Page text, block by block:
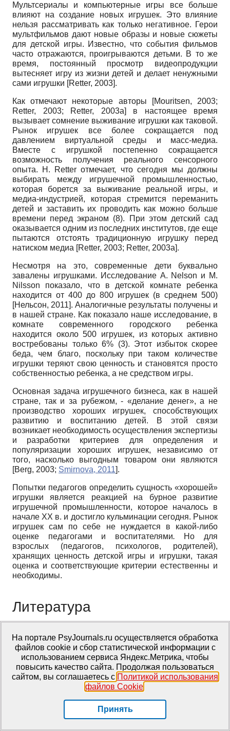
Мультсериалы и компьютерные игры все больше
влияют на создание новых игрушек. Это влияние
нельзя рассматривать как только негативное. Герои
мультфильмов дают новые образы и новые сюжеты
для детской игры. Известно, что события фильмов
часто отражаются, проигрываются детьми. В то же
время, постоянный просмотр видеопродукции
вытесняет игру из жизни детей и делает ненужными
сами игрушки
Retter, 2003 .
Как отмечают некоторые авторы Mouritsen, 2003;
Retter, 2003; Retter, 2003а]
в настоящее время
вызывает сомнение выживание игрушки как таковой.
Рынок игрушек все более сокращается под
давлением виртуальной среды и масс-медиа.
Вместе с игрушкой постепенно сокращается
возможность получения реального сенсорного
опыта.
H . Retter отмечает, что сегодня мы должны
выбирать между игрушечной промышленностью,
которая борется за выживание реальной игры, и
медиа-индустрией, которая стремится переманить
детей и заставить их проводить как можно больше
времени перед экраном (8). При этом детский сад
оказывается одним из последних институтов, где еще
пытаются отстоять традиционную игрушку перед
натиском медиа Retter, 2003; Retter, 2003а .
Несмотря на это, современные дети буквально
завалены игрушками. Исследование A. Nelson и M.
Nilsson
показало, что в детской комнате ребенка
находится от 400 до 800 игрушек (в среднем 500)
Нельсон, 2011 . Аналогичные результаты получены и
в нашей стране. Как показало наше исследование, в
комнате современного городского ребенка
находится около 500 игрушек, из которых активно
востребованы только 6% (3). Этот избыток скорее
беда, чем благо, поскольку при таком количестве
игрушки теряют свою ценность и становятся просто
собственностью ребенка, а не средством игры.
Основная задача игрушечного бизнеса, как в нашей
стране, так и за рубежом, - «делание денег», а не
производство хороших игрушек, способствующих
развитию и воспитанию детей. В этой связи
возникает необходимость осуществления экспертизы
и разработки критериев для определения и
популяризации хороших игрушек, независимо от
того, насколько выгодным товаром они являются
Berg, 2003; Smirnova, 2011 .
Попытки педагогов определить сущность «хорошей»
игрушки является реакцией на бурное развитие
игрушечной промышленности, которое началось в
начале ХХ в. и достигло кульминации сегодня. Рынок
игрушек сам по себе не нуждается в какой-либо
оценке педагогами и воспитателями. Но для
взрослых (педагогов, психологов, родителей),
хранящих ценность детской игры и игрушки, такая
оценка и соответствующие критерии естественны и
необходимы.
Литература
игрушки. Сергиев Посад. 2006. 168 с.
Нельсон А. Игра как опосредованное действие.
Гендерный аспект // Психологическая наука и
образование. 2011. № 2. С. 93–101.
Соколова М.В. Исследование домашней
игровой среды ребенка дошкольного возраста //
Собкин В.С. Скобельцина К.Н. Игры
На портале PsyJournals.ru осуществляется обработка
файлов cookie и сбор статистической информации с
использованием сервиса Яндекс.Метрика, чтобы
повысить качество сайта. Продолжая пользоваться
сайтом, вы соглашаетесь с Политикой использования
файлов Cookie.
Принять